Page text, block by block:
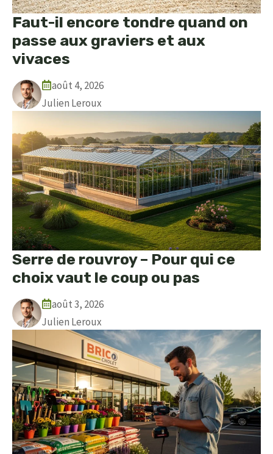
Faut-il encore tondre quand on
passe aux graviers et aux
vivaces
août 4, 2026
Julien Leroux
Serre de rouvroy – Pour qui ce
choix vaut le coup ou pas
août 3, 2026
Julien Leroux